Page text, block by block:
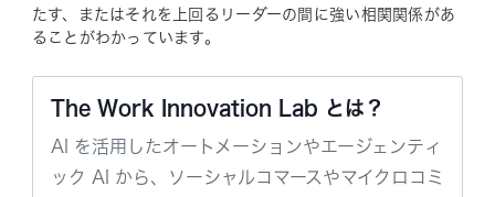
たす、またはそれを上回るリーダーの間に強い相関関係があ
ることがわかっています。
The Work Innovation Lab とは？
AI を活用したオートメーションやエージェンティ
ック AI から、ソーシャルコマースやマイクロコミ